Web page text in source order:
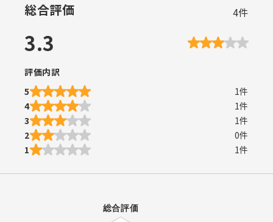
総合評価 4件
3.3
評価内訳
5
1件
4
1件
3
1件
2
0件
1
1件